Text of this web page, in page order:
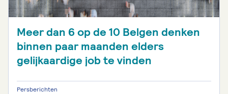
Meer dan 6 op de 10 Belgen denken
binnen paar maanden elders
gelijkaardige job te vinden
Persberichten